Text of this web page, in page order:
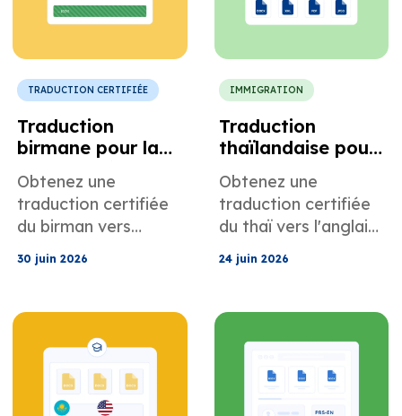
TRADUCTION CERTIFIÉE
Traduction
birmane pour la
organisations à
but non lucratif et
des ONG
américaines
Obtenez une
traduction certifiée
du birman vers
rapports d'audit
de gouvernance, vos
documents
juridiques, vos
rapports aux
donateurs et autres
30 juin 2026
IMMIGRATION
Traduction
thaïlandaise pour
visa et
d'immigration
américaines
Obtenez une
traduction certifiée
du thaï vers l'anglais
USCIS et NVC,
certificats de
naissance, les actes
attestations de
police, etc.
24 juin 2026